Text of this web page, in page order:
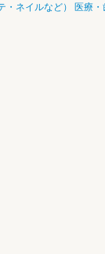
ネイルなど）
医療